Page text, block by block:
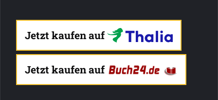
Jetzt kaufen auf
Jetzt kaufen auf